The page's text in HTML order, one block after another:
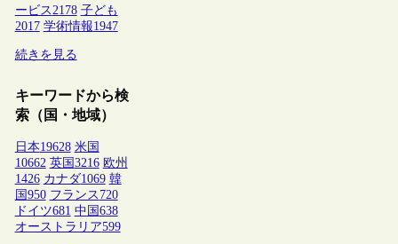
ービス2178 子ども
2017 学術情報1947
続きを見る
キーワードから検
索（国・地域）
日本19628 米国
10662 英国 3216 欧州
1426 カナダ1069 韓
国 950 フランス 720
ドイツ681 中国 638
オーストラリア599